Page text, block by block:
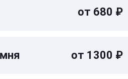
от 680 ₽
от 1300 ₽